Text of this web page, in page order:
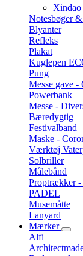
Xindao
Notesbøger
Blyanter
Refleks
Plakat
Kuglepen
Pung
Messe gave -
Powerbank
Messe -
Bæredygtig
Festivalband
Maske -
Værktøj
Solbriller
Målebånd
Proptrækker -
PADEL
Musemåtte
Lanyard
Mærker
Alfi